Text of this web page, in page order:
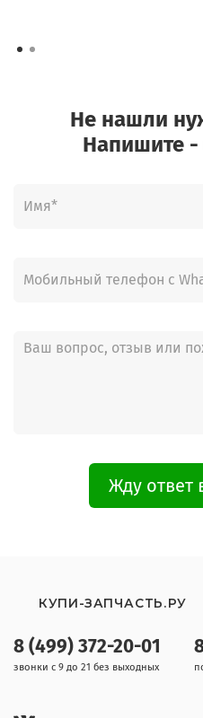
Не нашли
Напишите
Жду ответ
8 (499) 372-20-01
звонки с 9 до 21 без выходных
КУПИ-ЗАПЧАСТЬ.РУ